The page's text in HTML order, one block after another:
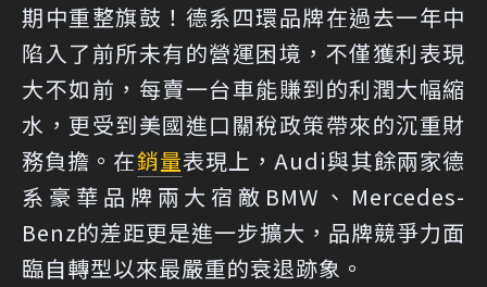
期中重整旗鼓！德系四環品牌在過去一年中
陷入了前所未有的營運困境，不僅獲利表現
大不如前，每賣一台車能賺到的利潤大幅縮
水，更受到美國進口關稅政策帶來的沉重財
務負擔。在銷量表現上，Audi與其餘兩家德
系豪華品牌兩大宿敵BMW、Mercedes-
Benz的差距更是進一步擴大，品牌競爭力面
臨自轉型以來最嚴重的衰退跡象。